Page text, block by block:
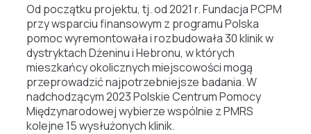
Od początku projektu, tj. od 2021 r. Fundacja PCPM
przy wsparciu finansowym z programu Polska
pomoc wyremontowała i rozbudowała 30 klinik w
dystryktach Dżeninu i Hebronu, w których
mieszkańcy okolicznych miejscowości mogą
przeprowadzić najpotrzebniejsze badania. W
nadchodzącym 2023 Polskie Centrum Pomocy
Międzynarodowej wybierze wspólnie z PMRS
kolejne 15 wysłużonych klinik.